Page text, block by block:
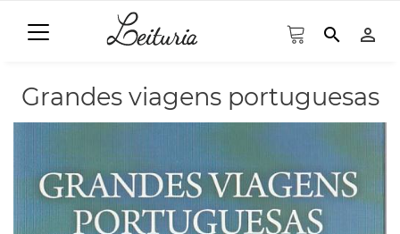
search person_outline
Grandes viagens portuguesas